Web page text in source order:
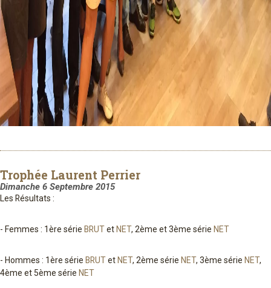
Trophée Laurent Perrier
Dimanche 6 Septembre 2015
Les Résultats :
- Femmes : 1ère série BRUTetNET, 2ème et 3ème série NET
- Hommes : 1ère série BRUTetNET, 2ème série NET, 3ème série NET,
4ème et 5ème série NET